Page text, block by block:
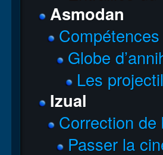
Asmodan
Compétences
Globe
Les
Izual
Correction de
Passer la